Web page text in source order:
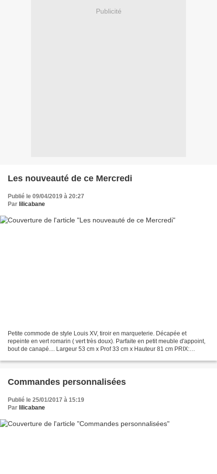
Publicité
Les nouveauté de ce Mercredi
Publié le 09/04/2019 à 20:27
Par lilicabane
Petite commode de style Louis XV, tiroir en marqueterie. Décapée et
repeinte en vert romarin ( vert très doux). Parfaite en petit meuble d'appoint,
bout de canapé.... Largeur 53 cm x Prof 33 cm x Hauteur 81 cm PRIX:
Commandes personnalisées
Publié le 25/01/2017 à 15:19
Par lilicabane